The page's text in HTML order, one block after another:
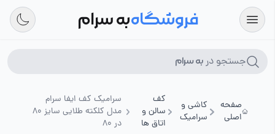
فروشگاهبه سرام
جستجو در به سرام
صفحه
اصلی
کاشی و
سرامیک
کف
سالن و
اتاق ها
سرامیک کف ایفا سرام
مدل کلکته طلایی سایز 80
در 80